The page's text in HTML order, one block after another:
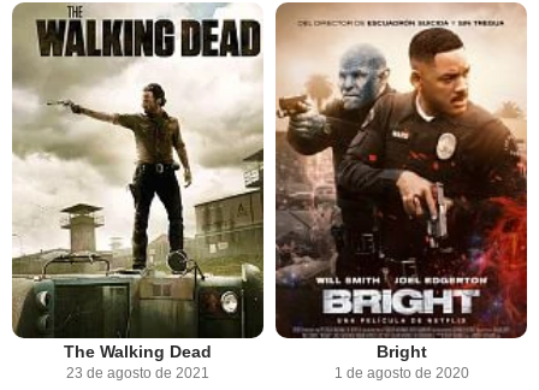
The Walking Dead
23 de agosto de 2021
Bright
1 de agosto de 2020